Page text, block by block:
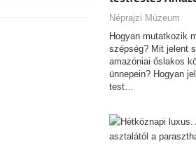
Néprajzi Múzeum
Hogyan mutatkozik
szépség? Mit jelent
amazóniai őslakos
ünnepein? Hogyan
test…